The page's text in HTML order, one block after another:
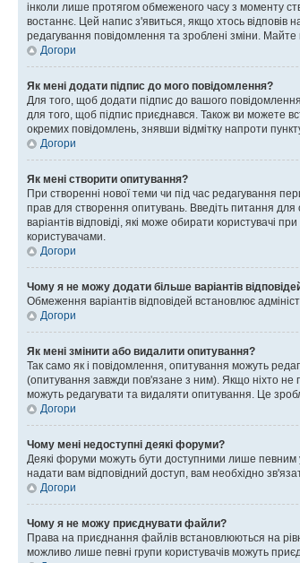
інколи лише протягом обмеженого часу з моменту
востаннє. Цей напис з'явиться, якщо хтось
редагування повідомлення та зроблені зміни. Майте
Догори
Як мені додати підпис до мого повідомлення?
Для того, щоб додати підпис до вашого
для того, щоб підпис приєднався. Також ви можете
окремих повідомлень, знявши відмітку напроти
Догори
Як мені створити опитування?
При створенні нової теми чи під час редагування
прав для створення опитувань. Введіть питання для
варіантів відповіді, які може обирати користувачі
користувачами.
Догори
Чому я не можу додати більше варіантів
Обмеження варіантів відповідей встановлює
Догори
Як мені змінити або видалити опитування?
Так само як і повідомлення, опитування можуть
(опитування завжди пов'язане з ним). Якщо ніхто не
можуть редагувати та видаляти опитування. Це
Догори
Чому мені недоступні деякі форуми?
Деякі форуми можуть бути доступними лише певним
надати вам відповідний доступ, вам необхідно
Догори
Чому я не можу приєднувати файли?
Права на приєднання файлів встановлюються на
можливо лише певні групи користувачів можуть